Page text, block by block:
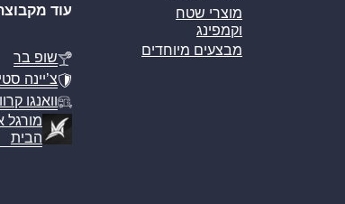
מוצרי שטח
וקמפינג
מבצעים מיוחדים
עוד
שופ בר
צ’יינה
וואנגו
מורגל
הבית